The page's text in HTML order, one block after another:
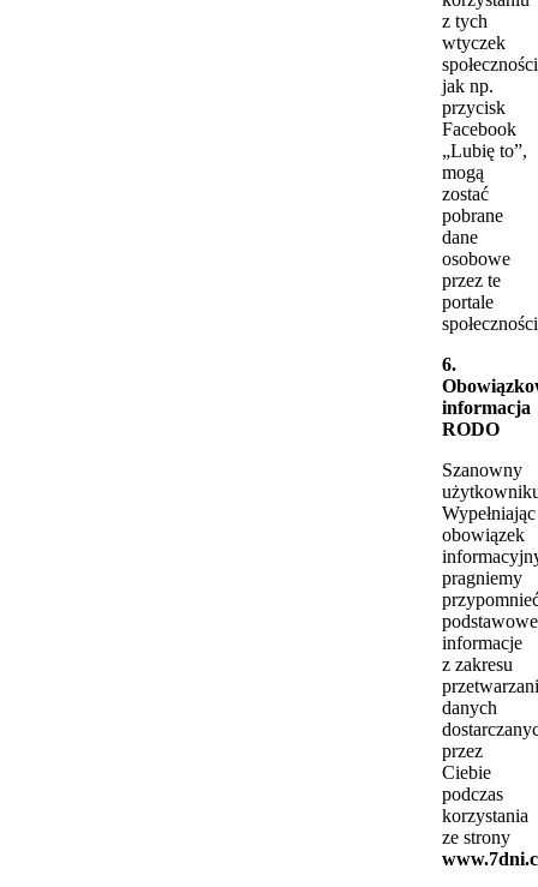
z tych
wtyczek
jak np.
przycisk
Facebook
„Lubię to”,
mogą
zostać
pobrane
dane
osobowe
przez te
portale
6.
informacja
RODO
Szanowny
Wypełniając
obowiązek
pragniemy
podstawowe
informacje
z zakresu
danych
przez
Ciebie
podczas
korzystania
ze strony